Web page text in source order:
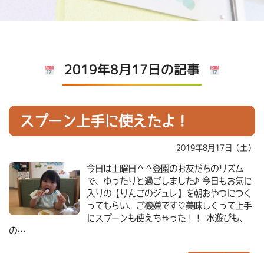
2019年8月17日の記事
スプーン上手に使えたよ！
2019年8月17日（土）
今日は土曜日＾＾登園のお友だちのリズム
で、ゆったりと過ごしました♪今日もお気に
入りの【りんごのジュレ】を朝おやつにつく
ってもらい、ご機嫌です♡美味しくって上手
にスプーンも使えちゃった！！ 水遊びも、
の…